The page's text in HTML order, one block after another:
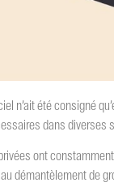
n’ait été consigné
dans
ont
démantèlement de